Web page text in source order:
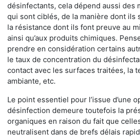
désinfectants, cela dépend aussi des
qui sont ciblés, de la manière dont ils
la résistance dont ils font preuve au
ainsi qu’aux produits chimiques.
prendre en considération certains
le taux de concentration du
contact avec les surfaces traitées, la
ambiante, etc.
Le point essentiel pour l’issue d’une
désinfection demeure toutefois la
organiques en raison du fait que
neutralisent dans de brefs délais